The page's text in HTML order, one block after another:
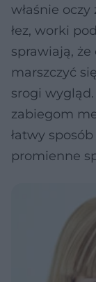
właśnie
łez, worki
sprawiają,
marszczyć
srogi
zabiegom
łatwy
promienne